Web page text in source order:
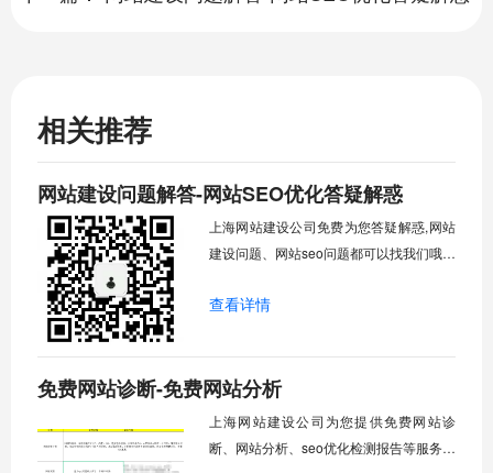
相关推荐
网站建设问题解答-网站SEO优化答疑解惑
上海网站建设公司免费为您答疑解惑,网站
建设问题、网站seo问题都可以找我们哦。
查看详情
免费网站诊断-免费网站分析
上海网站建设公司为您提供免费网站诊
断、网站分析、seo优化检测报告等服务。